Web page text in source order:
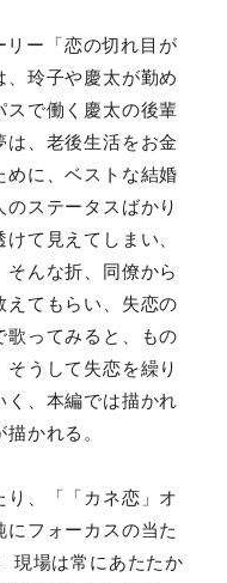
ー「恋の切れ目が
、玲子や慶太が勤め
スで働く慶太の後輩
は、老後生活をお金
めに、ベストな結婚
ステータスばかり
て見えてしまい、
んな折、同僚から
えてもらい、失恋の
歌ってみると、もの
うして失恋を繰り
く、本編では描かれ
かれる。
、「「カネ恋」オ
にフォーカスの当た
現場は常にあたたか